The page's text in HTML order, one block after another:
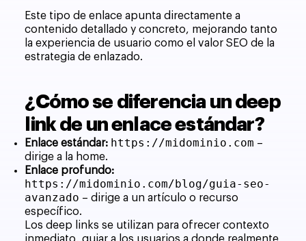
Este tipo de enlace apunta directamente a
contenido detallado y concreto, mejorando tanto
la experiencia de usuario como el valor SEO de la
estrategia de enlazado.
¿Cómo se diferencia un deep
link de un enlace estándar?
Enlace estándar: https://midominio.com –
dirige a la home.
Enlace profundo:
https://midominio.com/blog/guia-seo-
avanzado – dirige a un artículo o recurso
específico.
Los deep links se utilizan para ofrecer contexto